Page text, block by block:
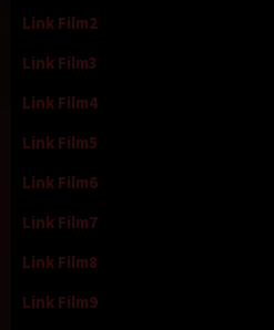
Link Film2
Link Film3
Link Film4
Link Film5
Link Film6
Link Film7
Link Film8
Link Film9